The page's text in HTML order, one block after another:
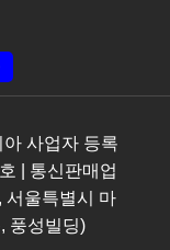
사업자 등록
| 통신판매업
서울특별시 마
풍성빌딩)